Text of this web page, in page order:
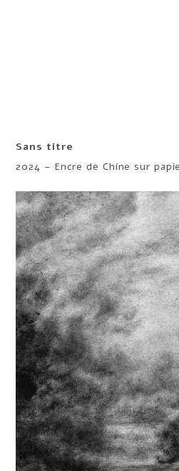
Sans titre
2024 – Encre de Chine sur